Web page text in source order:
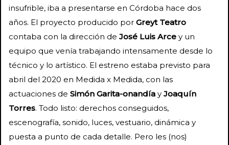
insufrible, iba a presentarse en Córdoba hace dos
años. El proyecto producido por Greyt Teatro
contaba con la dirección de José Luis Arce y un
equipo que venía trabajando intensamente desde lo
técnico y lo artístico. El estreno estaba previsto para
abril del 2020 en Medida x Medida, con las
actuaciones de Simón Garita-onandía y Joaquín
Torres. Todo listo: derechos conseguidos,
escenografía, sonido, luces, vestuario, dinámica y
puesta a punto de cada detalle. Pero les (nos)